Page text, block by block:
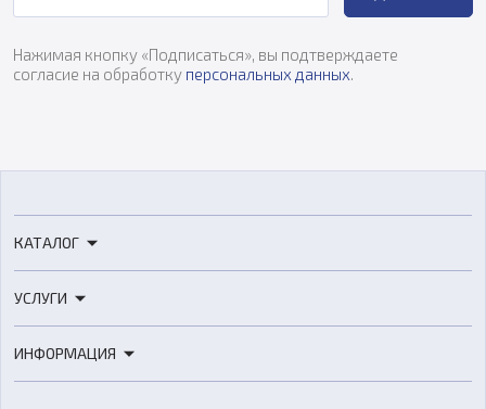
Нажимая кнопку «Подписаться», вы подтверждаете
согласие на обработку персональных данных.
КАТАЛОГ
3D-сканеры
Расходные материалы
УСЛУГИ
3D-моделирование
ИНФОРМАЦИЯ